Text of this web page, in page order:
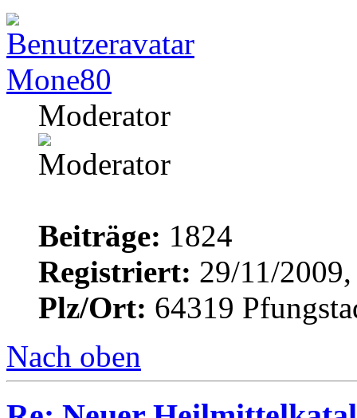
Mone80
Moderator
Beiträge: 1824
Registriert: 29/11/
Plz/Ort: 64319
Nach oben